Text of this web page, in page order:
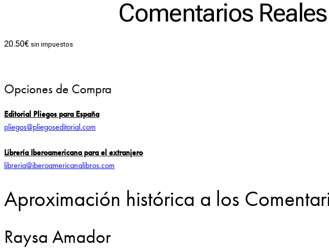
Comentarios Reales
20.50€ sin impuestos
Opciones de Compra
Editorial Pliegos para España
pliegos@pliegoseditorial.com
Librería Iberoamericana para el extranjero
libreria@iberoamericanalibros.com
Aproximación histórica a los
Raysa Amador